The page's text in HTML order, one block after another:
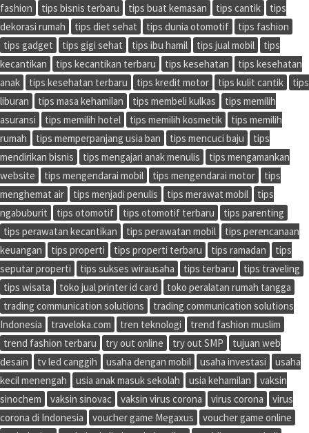
fashion
tips bisnis terbaru tips buat kemasan tips cantik
tips
dekorasi rumah
tips diet sehat tips dunia otomotif
tips fashion
tips gadget
tips gigi sehat tips ibu hamil tips jual mobil
tips
kecantikan
tips kecantikan terbaru tips kesehatan
tips kesehatan
anak
tips kesehatan terbaru tips kredit motor tips kulit cantik
tips
liburan
tips masa kehamilan tips membeli kulkas
tips memilih
asuransi
tips memilih hotel tips memilih kosmetik
tips memilih
rumah
tips memperpanjang usia ban tips mencuci baju
tips
mendirikan bisnis
tips mengajari anak menulis
tips mengamankan
website
tips mengendarai mobil tips mengendarai motor
tips
menghemat air
tips menjadi penulis tips merawat mobil
tips
ngabuburit
tips otomotif tips otomotif terbaru
tips parenting
tips perawatan kecantikan
tips perawatan mobil
tips perencanaan
keuangan
tips properti tips properti terbaru tips ramadan
tips
seputar properti
tips sukses wirausaha tips terbaru
tips traveling
tips wisata
toko jual printer id card
toko peralatan rumah tangga
trading communication solutions
trading communication solutions
Indonesia
traveloka.com tren teknologi
trend fashion muslim
trend fashion terbaru
try out online try out SMP
tujuan web
desain
tv led canggih usaha dengan mobil usaha investasi
usaha
kecil menengah
usia anak masuk sekolah usia kehamilan
vaksin
sinochem
vaksin sinovac vaksin virus corona virus corona
virus
corona di Indonesia
voucher game Megaxus
voucher game online